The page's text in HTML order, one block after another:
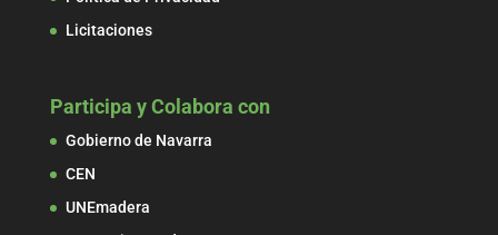
Licitaciones
Participa y Colabora con
Gobierno de Navarra
CEN
UNEmadera